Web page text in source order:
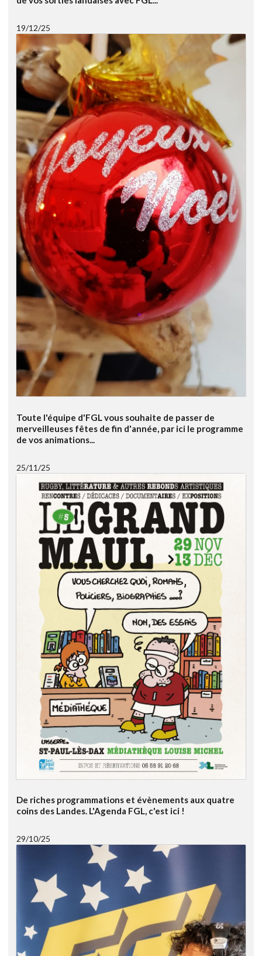
19/12/25
Toute l'équipe d'FGL vous souhaite de passer de
merveilleuses fêtes de fin d'année, par ici le programme
de vos animations...
25/11/25
De riches programmations et évènements aux quatre
coins des Landes. L'Agenda FGL, c'est ici !
29/10/25